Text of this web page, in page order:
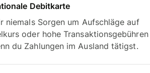
Debitkarte
niemals Sorgen um Aufschläge auf
oder hohe Transaktionsgebühren
du Zahlungen im Ausland tätigst.